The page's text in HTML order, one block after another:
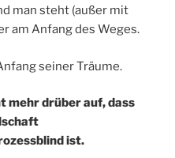
man steht (außer mit
am Anfang des Weges.
seiner Träume.
mehr drüber auf, dass
ist.